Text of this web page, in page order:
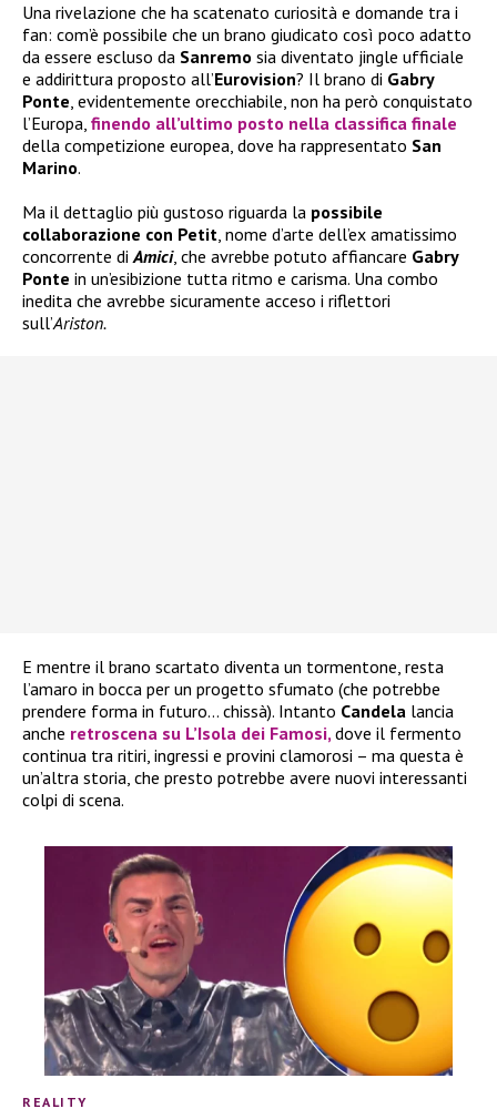
Una rivelazione che ha scatenato curiosità e domande tra i
fan: com’è possibile che un brano giudicato così poco adatto
da essere escluso da Sanremo sia diventato jingle ufficiale
e addirittura proposto all’Eurovision? Il brano di Gabry
Ponte, evidentemente orecchiabile, non ha però conquistato
l’Europa, finendo all’ultimo posto nella classifica finale
della competizione europea, dove ha rappresentato San
Marino.
Ma il dettaglio più gustoso riguarda la possibile
collaborazione con Petit, nome d’arte dell’ex amatissimo
concorrente diAmici, che avrebbe potuto affiancare Gabry
Ponte in un’esibizione tutta ritmo e carisma. Una combo
inedita che avrebbe sicuramente acceso i riflettori
sull’Ariston.
E mentre il brano scartato diventa un tormentone, resta
l’amaro in bocca per un progetto sfumato (che potrebbe
prendere forma in futuro… chissà). Intanto Candela lancia
anche retroscena su L’Isola dei Famosi,dove il fermento
continua tra ritiri, ingressi e provini clamorosi – ma questa è
un’altra storia, che presto potrebbe avere nuovi interessanti
colpi di scena.
REALITY